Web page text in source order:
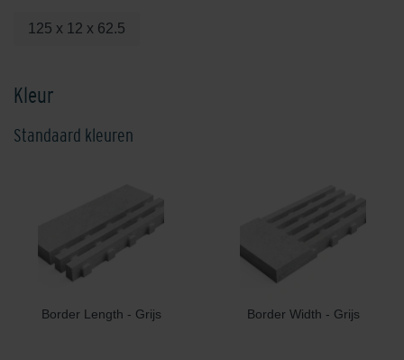
125 x 12 x 62.5
Kleur
Standaard kleuren
Border Length - Grijs Border Width - Grijs